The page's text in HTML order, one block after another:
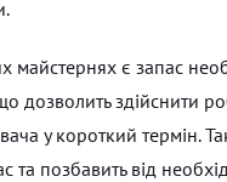
майстернях є запас
дозволить здійснити
у короткий термін.
та позбавить від